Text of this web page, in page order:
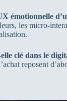
émotionnelle
les micro-
clé dans le
reposent